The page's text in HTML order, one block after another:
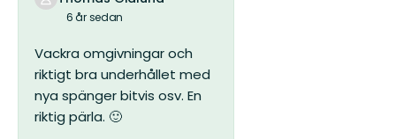
6 år sedan
Vackra omgivningar och
riktigt bra underhållet med
nya spänger bitvis osv. En
riktig pärla. 🙂